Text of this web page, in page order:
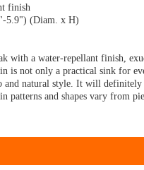
finish
5.9") (Diam. x H)
with a water-repellant finish,
is not only a practical sink for
and natural style. It will
patterns and shapes vary from